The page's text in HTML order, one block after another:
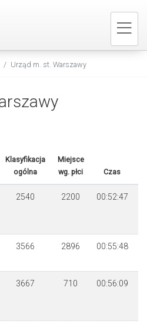
Urząd m. st. Warszawy
Klasyfikacja
ogólna
Miejsce
wg. płci
Czas
2540 2200 00:52:47
3566 2896 00:55:48
3667 710 00:56:09